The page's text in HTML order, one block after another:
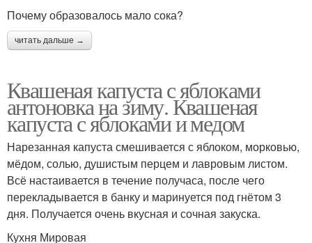
Почему образовалось мало сока?
читать дальше →
Квашеная капуста с яблоками
антоновка на зиму. Квашеная
капуста с яблоками и медом
Нарезанная капуста смешивается с яблоком, морковью,
мёдом, солью, душистым перцем и лавровым листом.
Всё настаивается в течение получаса, после чего
перекладывается в банку и маринуется под гнётом 3
дня. Получается очень вкусная и сочная закуска.
Кухня Мировая